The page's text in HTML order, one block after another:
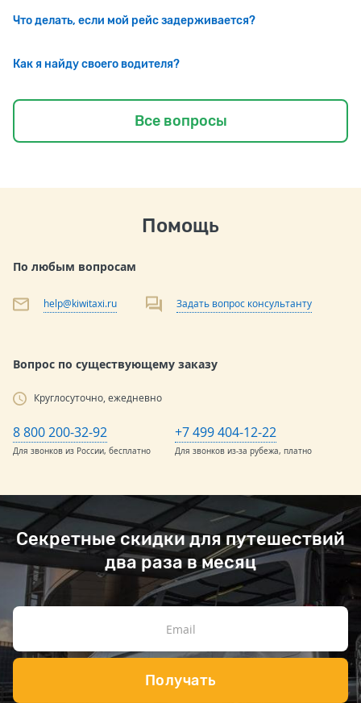
Что делать, если мой рейс задерживается?
Как я найду своего водителя?
Все вопросы
Помощь
По любым вопросам
help@kiwitaxi.ru Задать вопрос консультанту
Вопрос по существующему заказу
Круглосуточно, ежедневно
8 800 200-32-92
Для звонков из России, бесплатно
+7 499 404-12-22
Для звонков из-за рубежа, платно
Секретные скидки для путешествий
два раза в месяц
Получать